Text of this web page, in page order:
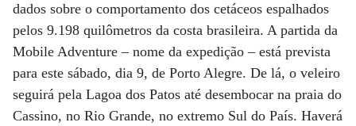
dados sobre o comportamento dos cetáceos espalhados
pelos 9.198 quilômetros da costa brasileira. A partida da
Mobile Adventure – nome da expedição – está prevista
para este sábado, dia 9, de Porto Alegre. De lá, o veleiro
seguirá pela Lagoa dos Patos até desembocar na praia do
Cassino, no Rio Grande, no extremo Sul do País. Haverá